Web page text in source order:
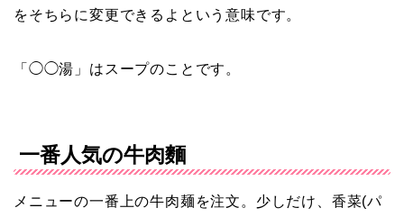
をそちらに変更できるよという意味です。
「◯◯湯」はスープのことです。
一番人気の牛肉麵
メニューの一番上の牛肉麺を注文。少しだけ、香菜(パ